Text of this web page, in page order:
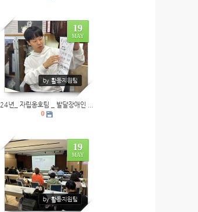
19
MAY
by 활동지원팀
0
24년_ 자립옹호팀 _ 발달장애인 ...
0
19
MAY
by 활동지원팀
0